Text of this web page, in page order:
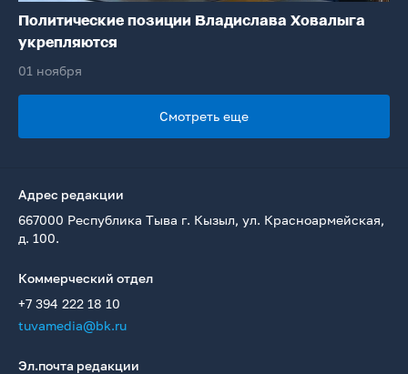
Политические позиции Владислава Ховалыга
укрепляются
01 ноября
Смотреть еще
Адрес редакции
667000 Республика Тыва г. Кызыл, ул. Красноармейская,
д. 100.
Коммерческий отдел
+7 394 222 18 10
tuvamedia@bk.ru
Эл.почта редакции